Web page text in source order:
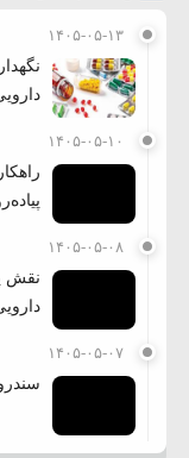
۱۴۰۵-۰۵-۱۳
۱۴۰۵-۰۵-۱۰
۱۴۰۵-۰۵-۰۸
نقش
۱۴۰۵-۰۵-۰۷